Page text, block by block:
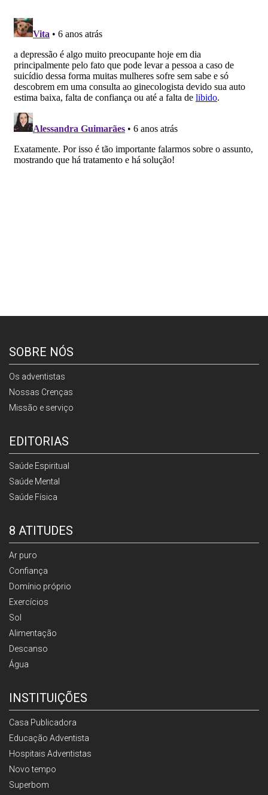
SOBRE NÓS
Os adventistas
Nossas Crenças
Missão e serviço
EDITORIAS
Saúde Espiritual
Saúde Mental
Saúde Física
8 ATITUDES
Ar puro
Confiança
Domínio próprio
Exercícios
Sol
Alimentação
Descanso
Água
INSTITUIÇÕES
Casa Publicadora
Educação Adventista
Hospitais Adventistas
Novo tempo
Superbom